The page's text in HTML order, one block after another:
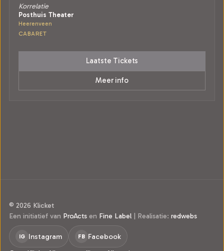
Korrelatie
Posthuis Theater
Heerenveen
CABARET
Laatste Tickets
Meer info
© 2026 Klicket
Een initiatief van ProActs en Fine Label | Realisatie: redwebs
IG Instagram FB Facebook